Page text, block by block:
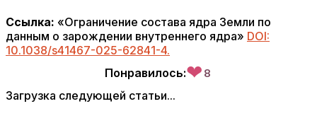
Ссылка: «Ограничение состава ядра Земли по
данным о зарождении внутреннего ядра» DOI:
10.1038/s41467-025-62841-4.
Понравилось:❤ 8
Загрузка следующей статьи...